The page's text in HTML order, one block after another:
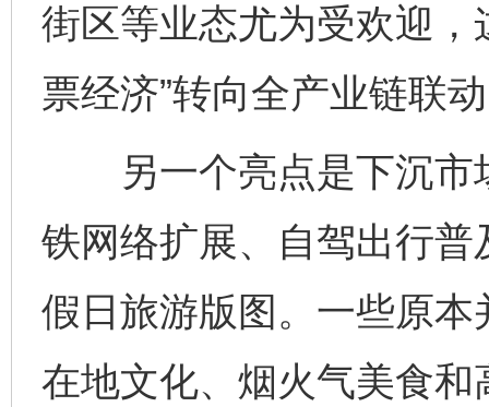
街区等业态尤为受欢迎，
票经济”转向全产业链联
另一个亮点是下沉市
铁网络扩展、自驾出行
假日旅游版图。一些原
在地文化、烟火气美食和